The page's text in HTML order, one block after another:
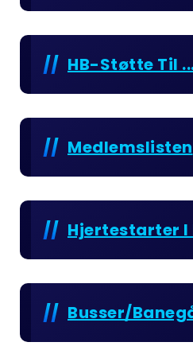
HB-Støtte Til
Medlemslisten
Hjertestarter I
Busser/